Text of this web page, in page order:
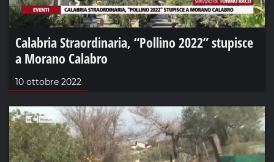
Calabria Straordinaria, “Pollino 2022” stupisce
a Morano Calabro
10 ottobre 2022